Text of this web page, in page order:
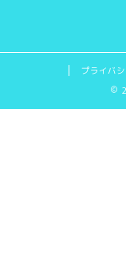
h
a
プライバ